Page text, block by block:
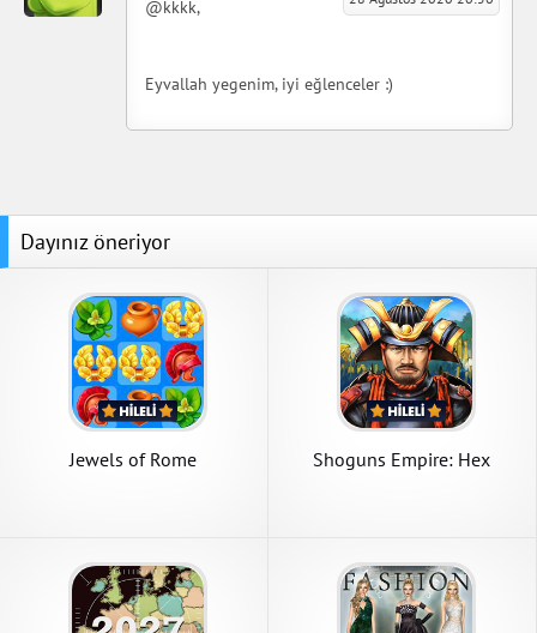
@kkkk,
Eyvallah yegenim, iyi eğlenceler :)
Dayınız öneriyor
Jewels of Rome
Shoguns Empire: Hex